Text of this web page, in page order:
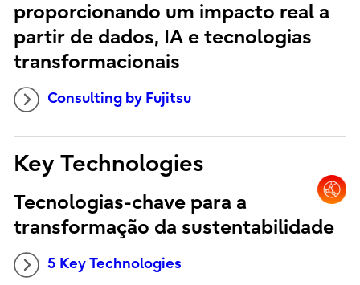
proporcionando um impacto real a
partir de dados, IA e tecnologias
transformacionais
Consulting by Fujitsu
Key Technologies
Tecnologias-chave para a
transformação da sustentabilidade
5 Key Technologies